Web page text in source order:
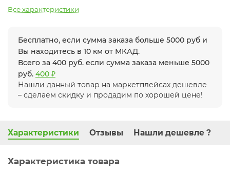
Все характеристики
Бесплатно, если сумма заказа больше 5000 руб и
Вы находитесь в 10 км от МКАД.
Всего за 400 руб. если сумма заказа меньше 5000
руб. 400 ₽
Нашли данный товар на маркетплейсах дешевле
– сделаем скидку и продадим по хорошей цене!
Характеристики Отзывы Нашли дешевле ?
Характеристика товара